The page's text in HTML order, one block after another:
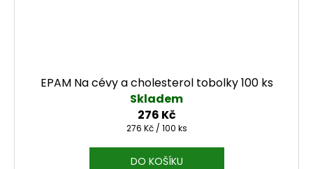
EPAM Na cévy a cholesterol tobolky 100 ks
Skladem
276 Kč
Měrná cena:
276 Kč / 100 ks
DO KOŠÍKU